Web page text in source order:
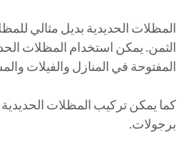
المظلات الحديدية بديل مثالي
الثمن. يمكن استخدام المظلات
المفتوحة في المنازل والفيلات
كما يمكن تركيب المظلات
برجولات.